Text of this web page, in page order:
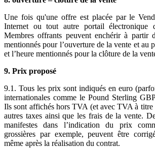
Une fois qu'une offre est placée par le
Internet ou tout autre portail
Membres offrants peuvent enchérir à partir
mentionnés pour l’ouverture de la vente et au
et l’heure mentionnés pour la clôture de la
9. Prix proposé
9.1. Tous les prix sont indiqués en euro
internationales comme le Pound Sterling
Ils sont affichés hors TVA (et avec TVA à titre
autres taxes ainsi que les frais de la vente.
manifestes dans l’indication du prix
grossières par exemple, peuvent être
même après la réalisation du contrat.